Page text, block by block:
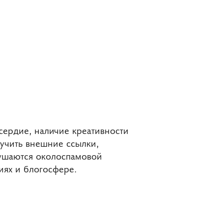
наличие креативности
внешние ссылки,
околоспамовой
и блогосфере.